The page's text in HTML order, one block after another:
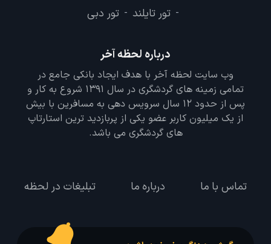
- تور تایلند - تور دبی
درباره لحظه آخر
وب سایت لحظه آخر با هدف ایجاد بانکی جامع در
تمامی زمینه های گردشگری در سال 1391 شروع به کار و
پس از حدود 12 سال سرویس دهی به مسافرین با بیش
از یک میلیون کاربر عضو یکی از پربازدید ترین استارتاپ
های گردشگری می باشد.
تماس با ما درباره ما تبلیغات در لحظه